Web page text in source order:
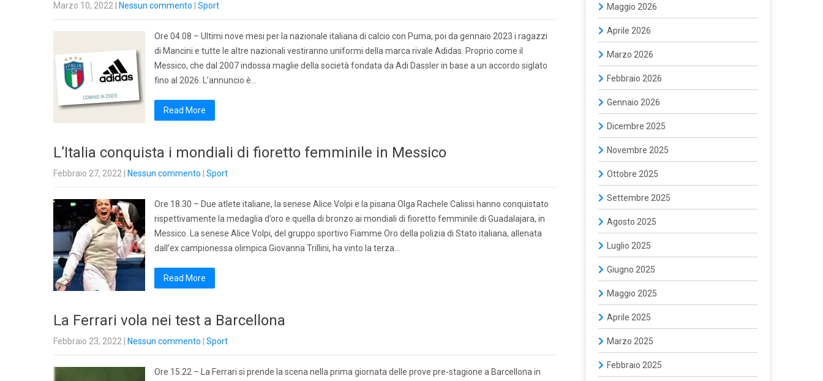
Marzo 10, 2022 Nessun commento Sport
Ore 04.08 – Ultimi nove mesi per la nazionale italiana di calcio con Puma, poi da gennaio 2023 i ragazzi
di Mancini e tutte le altre nazionali vestiranno uniformi della marca rivale Adidas. Proprio come il
Messico, che dal 2007 indossa maglie della società fondata da Adi Dassler in base a un accordo siglato
fino al 2026. L’annuncio è…
Read More
L’Italia conquista i mondiali di fioretto femminile in Messico
Febbraio 27, 2022 Nessun commento Sport
Ore 18.30 – Due atlete italiane, la senese Alice Volpi e la pisana Olga Rachele Calissi hanno conquistato
rispettivamente la medaglia d’oro e quella di bronzo ai mondiali di fioretto femminile di Guadalajara, in
Messico. La senese Alice Volpi, del gruppo sportivo Fiamme Oro della polizia di Stato italiana, allenata
dall’ex campionessa olimpica Giovanna Trillini, ha vinto la terza…
Read More
La Ferrari vola nei test a Barcellona
Febbraio 23, 2022 Nessun commento Sport
Ore 15.22 – La Ferrari si prende la scena nella prima giornata delle prove pre-stagione a Barcellona in
Maggio 2026
Aprile 2026
Marzo 2026
Febbraio 2026
Gennaio 2026
Dicembre 2025
Novembre 2025
Ottobre 2025
Settembre 2025
Agosto 2025
Luglio 2025
Giugno 2025
Maggio 2025
Aprile 2025
Marzo 2025
Febbraio 2025